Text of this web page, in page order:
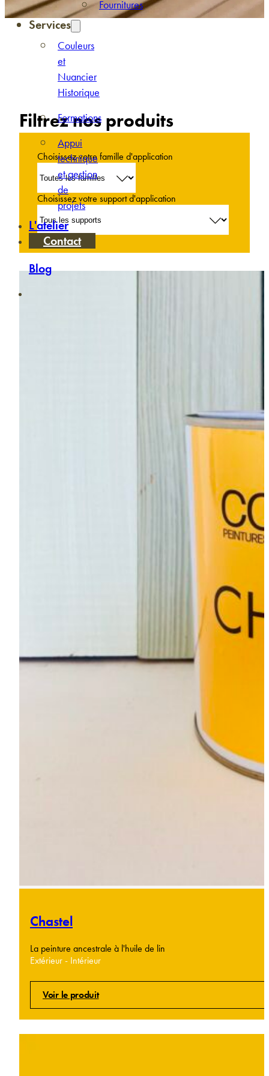
Fournitures
Services
Couleurs
et
Nuancier
Historique
Formations
Appui
technique
et gestion
de
projets
L'atelier
Contact
Blog
Filtrez nos produits
Choisissez votre famille d'application
Choisissez votre support d'application
Chastel
La peinture ancestrale à l'huile de lin
Extérieur - Intérieur
Voir le produit